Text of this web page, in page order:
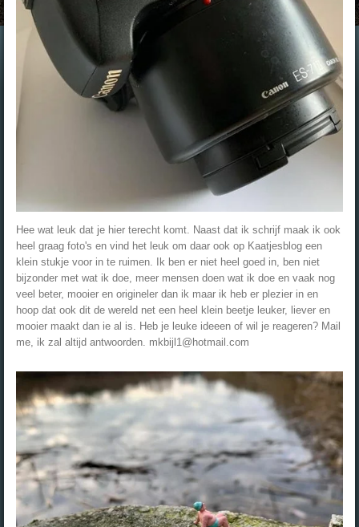
Hee wat leuk dat je hier terecht komt. Naast dat ik schrijf maak ik ook
heel graag foto's en vind het leuk om daar ook op Kaatjesblog een
klein stukje voor in te ruimen. Ik ben er niet heel goed in, ben niet
bijzonder met wat ik doe, meer mensen doen wat ik doe en vaak nog
veel beter, mooier en origineler dan ik maar ik heb er plezier in en
hoop dat ook dit de wereld net een heel klein beetje leuker, liever en
mooier maakt dan ie al is. Heb je leuke ideeen of wil je reageren? Mail
me, ik zal altijd antwoorden. mkbijl1@hotmail.com